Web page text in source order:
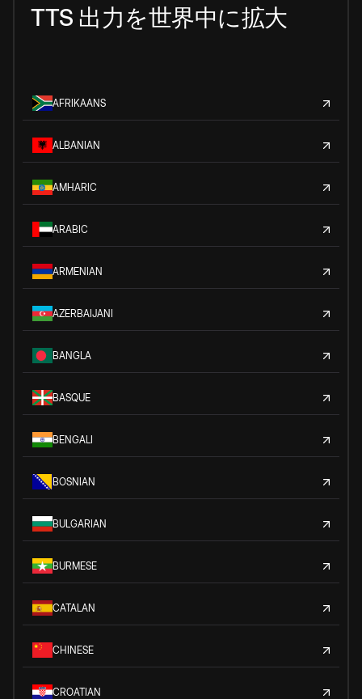
TTS 出力を世界中に拡大
AFRIKAANS
ALBANIAN
AMHARIC
ARABIC
ARMENIAN
AZERBAIJANI
BANGLA
BASQUE
BENGALI
BOSNIAN
BULGARIAN
BURMESE
CATALAN
CHINESE
CROATIAN